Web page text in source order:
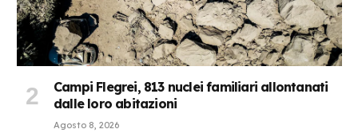
Campi Flegrei, 813 nuclei familiari allontanati
dalle loro abitazioni
Agosto 8, 2026